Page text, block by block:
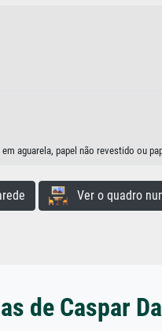
aguarela, papel não revestido ou
Ver o quadro
de Caspar